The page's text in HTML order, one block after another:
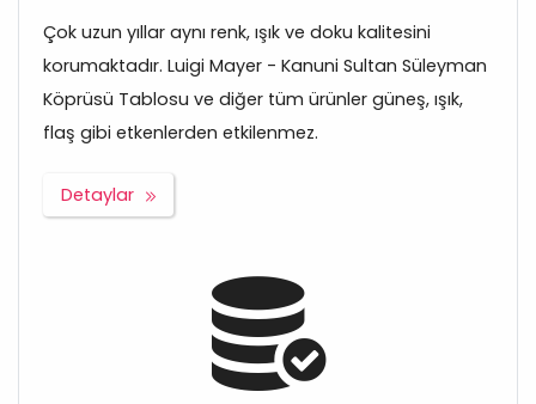
Çok uzun yıllar aynı renk, ışık ve doku kalitesini
korumaktadır. Luigi Mayer - Kanuni Sultan Süleyman
Köprüsü Tablosu ve diğer tüm ürünler güneş, ışık,
flaş gibi etkenlerden etkilenmez.
Detaylar